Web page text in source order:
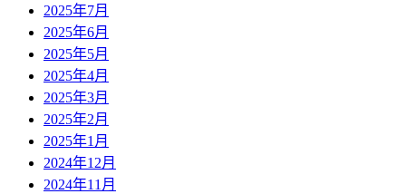
2025年7月
2025年6月
2025年5月
2025年4月
2025年3月
2025年2月
2025年1月
2024年12月
2024年11月